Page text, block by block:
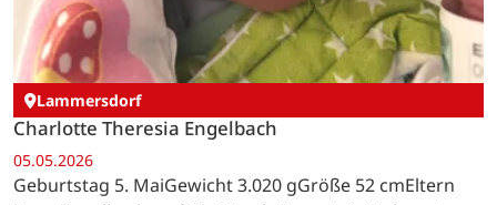
Lammersdorf
Charlotte Theresia Engelbach
05.05.2026
Geburtstag 5. MaiGewicht 3.020 gGröße 52 cmEltern